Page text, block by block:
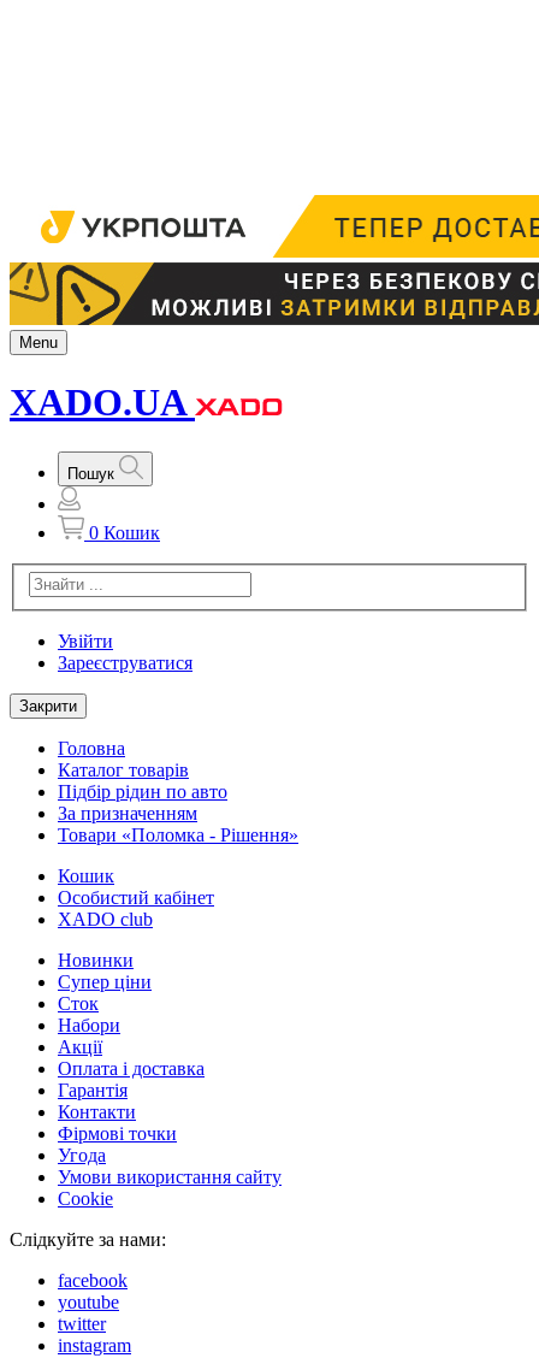
Menu
XADO.UA
Пошук
0 Кошик
Увійти
Зареєструватися
Закрити
Головна
Каталог товарів
Підбір рідин по авто
За призначенням
Товари «Поломка - Рішення»
Кошик
Особистий кабінет
XADO club
Новинки
Cупер ціни
Сток
Набори
Акції
Оплата і доставка
Гарантія
Контакти
Фірмові точки
Угода
Умови використання сайту
Cookie
Слідкуйте за нами:
facebook
youtube
twitter
instagram